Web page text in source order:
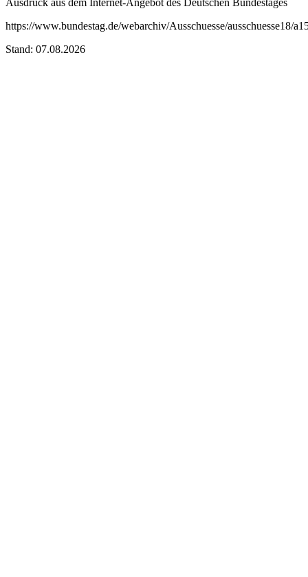
Ausdruck aus dem Internet-Angebot des Deutschen Bundestages
https://www.bundestag.de/webarchiv/Ausschuesse/ausschuesse18/
Stand: 07.08.2026